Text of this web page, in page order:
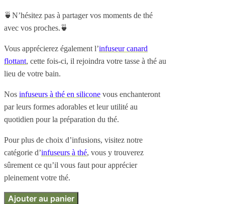
🍵N’hésitez pas à partager vos moments de thé
avec vos proches.🍵
Vous apprécierez également l’infuseur canard
flottant, cette fois-ci, il rejoindra votre tasse à thé au
lieu de votre bain.
Nos infuseurs à thé en silicone vous enchanteront
par leurs formes adorables et leur utilité au
quotidien pour la préparation du thé.
Pour plus de choix d’infusions, visitez notre
catégorie d’infuseurs à thé, vous y trouverez
sûrement ce qu’il vous faut pour apprécier
pleinement votre thé.
Ajouter au panier